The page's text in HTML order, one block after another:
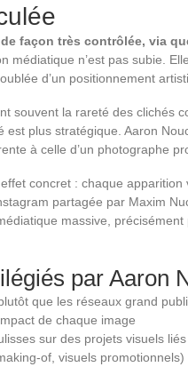
façon très contrôlée, via
médiatique n’est pas subie.
d’un positionnement
souvent la rareté des clichés
est plus stratégique. Aaron
à celle d’un photographe
concret : chaque apparition
partagée par Maxim
massive,
par Aaron
que les réseaux grand
de chaque image
sur des projets visuels
of, visuels promotionnels)